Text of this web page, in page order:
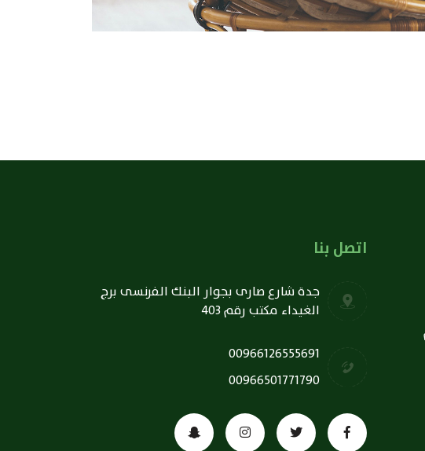
اتصل بنا
جدة شارع صارى بجوار البنك الفرنسى برج
الغيداء مكتب رقم 403
00966126555691
00966501771790